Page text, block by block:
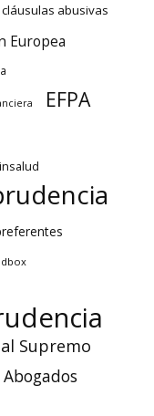
cláusulas abusivas
Europea
EFPA
Supremo